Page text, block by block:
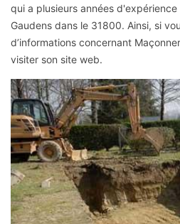
qui a plusieurs années
Gaudens dans le 31800. Ainsi, si
d’informations concernant
visiter son site web.